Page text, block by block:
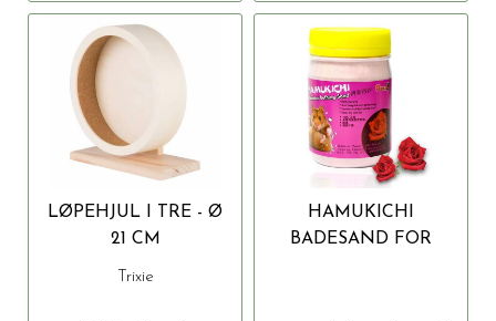
LØPEHJUL I TRE - Ø
21 CM
Trixie
HAMUKICHI
BADESAND FOR